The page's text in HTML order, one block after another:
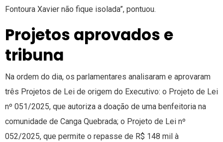
Fontoura Xavier não fique isolada”, pontuou.
Projetos aprovados e
tribuna
Na ordem do dia, os parlamentares analisaram e aprovaram
três Projetos de Lei de origem do Executivo: o Projeto de Lei
nº 051/2025, que autoriza a doação de uma benfeitoria na
comunidade de Canga Quebrada; o Projeto de Lei nº
052/2025, que permite o repasse de R$ 148 mil à